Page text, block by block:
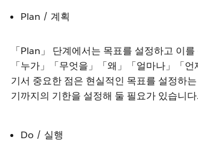
Plan / 계획
「Plan」 단계에서는 목표를 설정하고 이
「누가」「무엇을」「왜」「얼마나」「
기서 중요한 점은 현실적인 목표를 설정하
기까지의 기한을 설정해 둘 필요가 있습니다.
Do / 실행